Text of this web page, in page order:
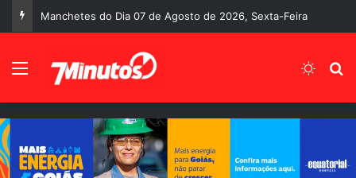
Manchetes do Dia 07 de Agosto de 2026, Sexta-Feira
Menu